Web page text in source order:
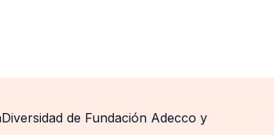
de Fundación Adecco y